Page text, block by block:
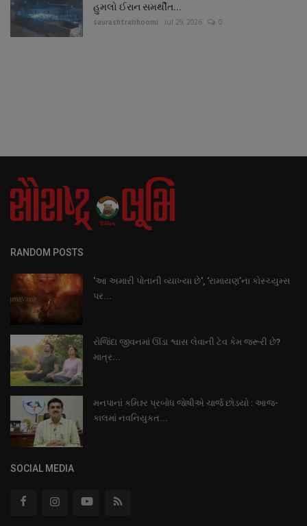
હુમલો ઈરાન સમર્થીત...
saurashtrabhoomi Jul 29, 2026 0
RANDOM POSTS
'આ અમારી પોતાની વ્યાખ્યા છે', ‘રામાયણ’ના કોસ્ચ્યુમ્સ
પર...
રોજિંદા જીવનમાં ઊંડા શ્વાસ લેવાની ટેવ કેમ જરૂરી છે?
માત્ર...
મનપાનાં કમિશ્નર પ્રબોધ જાેષીએ ચાર્જ છોડયો : આજ-
કાલમાં નવનિયુકત...
SOCIAL MEDIA